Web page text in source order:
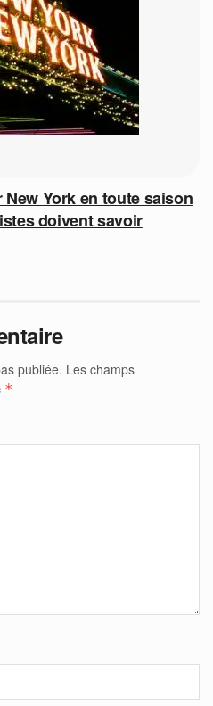
York en toute saison
doivent savoir
publiée. Les champs
*